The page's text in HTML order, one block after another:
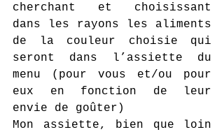
cherchant et choisissant
dans les rayons les aliments
de la couleur choisie qui
seront dans l’assiette du
menu (pour vous et/ou pour
eux en fonction de leur
envie de goûter)
Mon assiette, bien que loin